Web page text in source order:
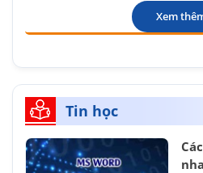
Xem
Tin học